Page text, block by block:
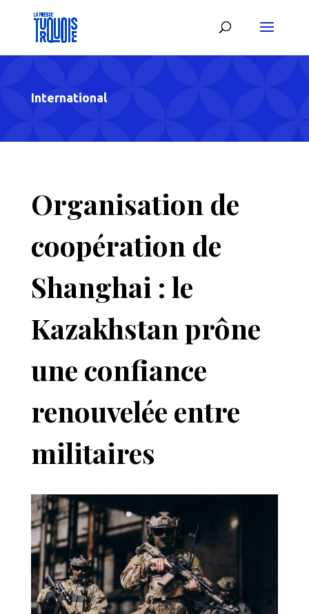
International
Organisation de
coopération de
Shanghai : le
Kazakhstan prône
une confiance
renouvelée entre
militaires